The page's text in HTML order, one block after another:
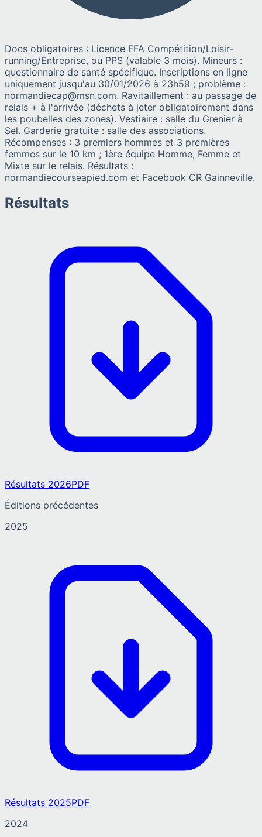
Docs obligatoires : Licence FFA Compétition/Loisir-
running/Entreprise, ou PPS (valable 3 mois). Mineurs :
questionnaire de santé spécifique. Inscriptions en ligne
uniquement jusqu'au 30/01/2026 à 23h59 ; problème :
normandiecap@msn.com. Ravitaillement : au passage de
relais + à l'arrivée (déchets à jeter obligatoirement dans
les poubelles des zones). Vestiaire : salle du Grenier à
Sel. Garderie gratuite : salle des associations.
Récompenses : 3 premiers hommes et 3 premières
femmes sur le 10 km ; 1ère équipe Homme, Femme et
Mixte sur le relais. Résultats :
normandiecourseapied.com et Facebook CR Gainneville.
Résultats
Résultats 2026PDF
Éditions précédentes
2025
Résultats 2025PDF
2024